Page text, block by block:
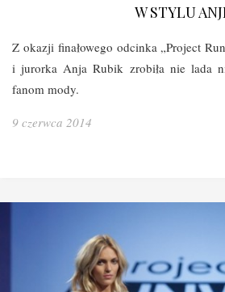
W STYLU
Z okazji finałowego odcinka „Project
i jurorka Anja Rubik zrobiła nie lada
fanom mody.
9 czerwca 2014